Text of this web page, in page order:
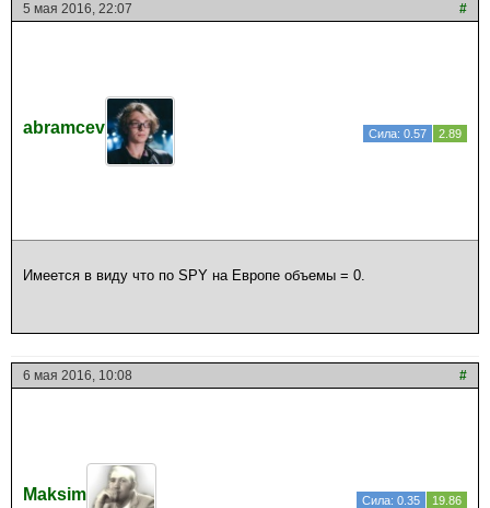
5 мая 2016, 22:07 #
abramcev Сила: 0.57 2.89
Имеется в виду что по SPY на Европе объемы = 0.
6 мая 2016, 10:08 #
Maksim Сила: 0.35 19.86